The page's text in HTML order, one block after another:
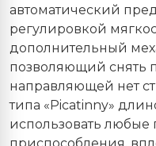
автоматический
регулировкой
дополнительный
позволяющий снять
направляющей нет
типа «Picatinny»
использовать